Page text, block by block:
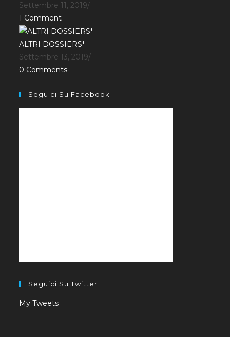
Settembre 11, 2019/
1 Comment
ALTRI DOSSIERS*
Settembre 13, 2019/
0 Comments
Seguici Su Facebook
Seguici Su Twitter
My Tweets